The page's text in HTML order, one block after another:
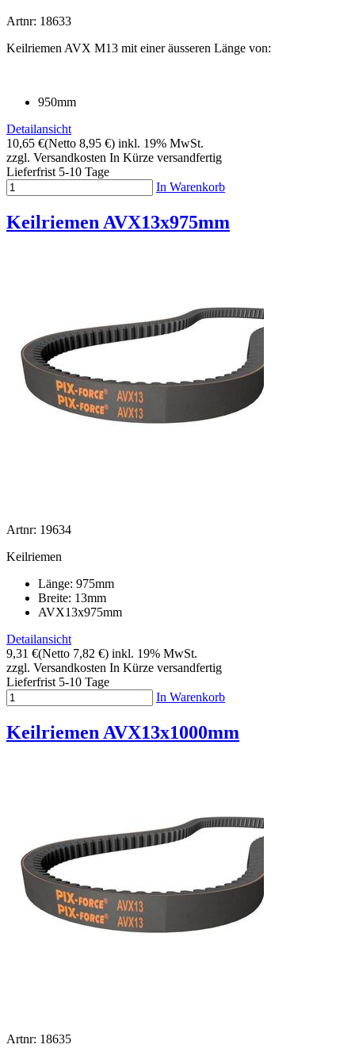
Artnr: 18633
Keilriemen AVX M13 mit einer äusseren Länge von:
950mm
Detailansicht
10,65 €(Netto 8,95 €) inkl. 19% MwSt.
zzgl. Versandkosten In Kürze versandfertig
Lieferfrist 5-10 Tage
In Warenkorb
Keilriemen AVX13x975mm
Artnr: 19634
Keilriemen
Länge: 975mm
Breite: 13mm
AVX13x975mm
Detailansicht
9,31 €(Netto 7,82 €) inkl. 19% MwSt.
zzgl. Versandkosten In Kürze versandfertig
Lieferfrist 5-10 Tage
In Warenkorb
Keilriemen AVX13x1000mm
Artnr: 18635